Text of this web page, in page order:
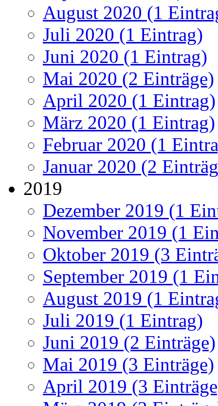
August 2020 (1
Juli 2020 (1 Eintrag)
Juni 2020 (1 Eintrag)
Mai 2020 (2 Einträge)
April 2020 (1 Eintrag)
März 2020 (1 Eintrag)
Februar 2020 (1
Januar 2020 (2
2019
Dezember 2019 (1
November 2019 (1
Oktober 2019 (3
September 2019 (1
August 2019 (1
Juli 2019 (1 Eintrag)
Juni 2019 (2 Einträge)
Mai 2019 (3 Einträge)
April 2019 (3